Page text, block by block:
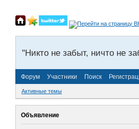
"Никто не забыт, ничто не
Форум Участники Поиск
Активные темы
Объявление